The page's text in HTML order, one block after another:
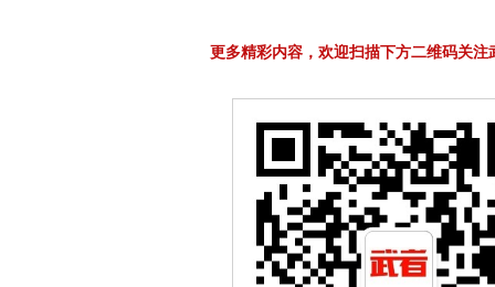
更多精彩内容，欢迎扫描下方二维码关注